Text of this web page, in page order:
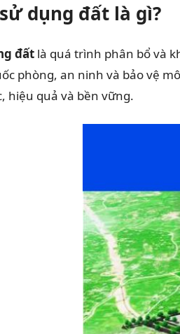
dụng đất là gì?
đất là quá trình phân bổ và
phòng, an ninh và bảo vệ
hiệu quả và bền vững.